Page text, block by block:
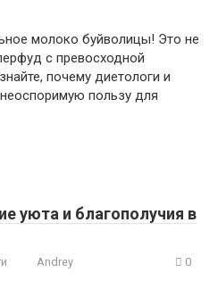
молоко буйволицы! Это не
с превосходной
почему диетологи и
пользу для
уюта и благополучия в
Andrey 0